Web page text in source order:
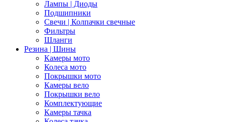
Лампы | Диоды
Подшипники
Свечи | Колпачки свечные
Фильтры
Шланги
Резина | Шины
Камеры мото
Колеса мото
Покрышки мото
Камеры вело
Покрышки вело
Комплектующие
Камеры тачка